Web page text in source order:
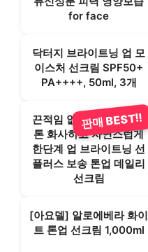
for face
닥터지 브라이트닝 업 모
이스처 선크림 SPF50+
PA++++, 50ml, 3개
끈적임 없는 수분감 피부
톤 화사하고 자연스럽게
한단계 업 브라이트닝 선
플러스 보송 톤업 데일리
선크림
판매 BEST!!
[아요델] 알로에베라 화이
트 톤업 선크림 1,000ml